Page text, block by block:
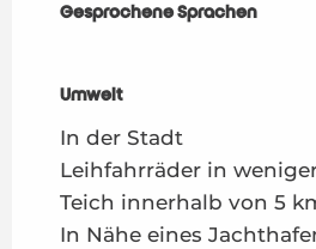
Gesprochene Sprachen
Gesprochene Sprachen
Umwelt
Umwelt
In der Stadt
Leihfahrräder in
Teich innerhalb von 5
In Nähe eines